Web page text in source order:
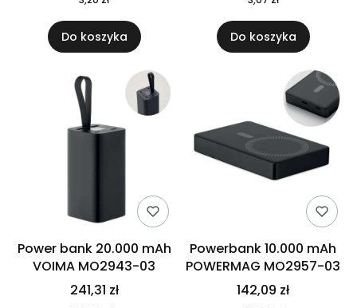
Do koszyka Do koszyka
Power bank 20.000 mAh
VOIMA MO2943-03
241,31 zł
Powerbank 10.000 mAh
POWERMAG MO2957-03
142,09 zł